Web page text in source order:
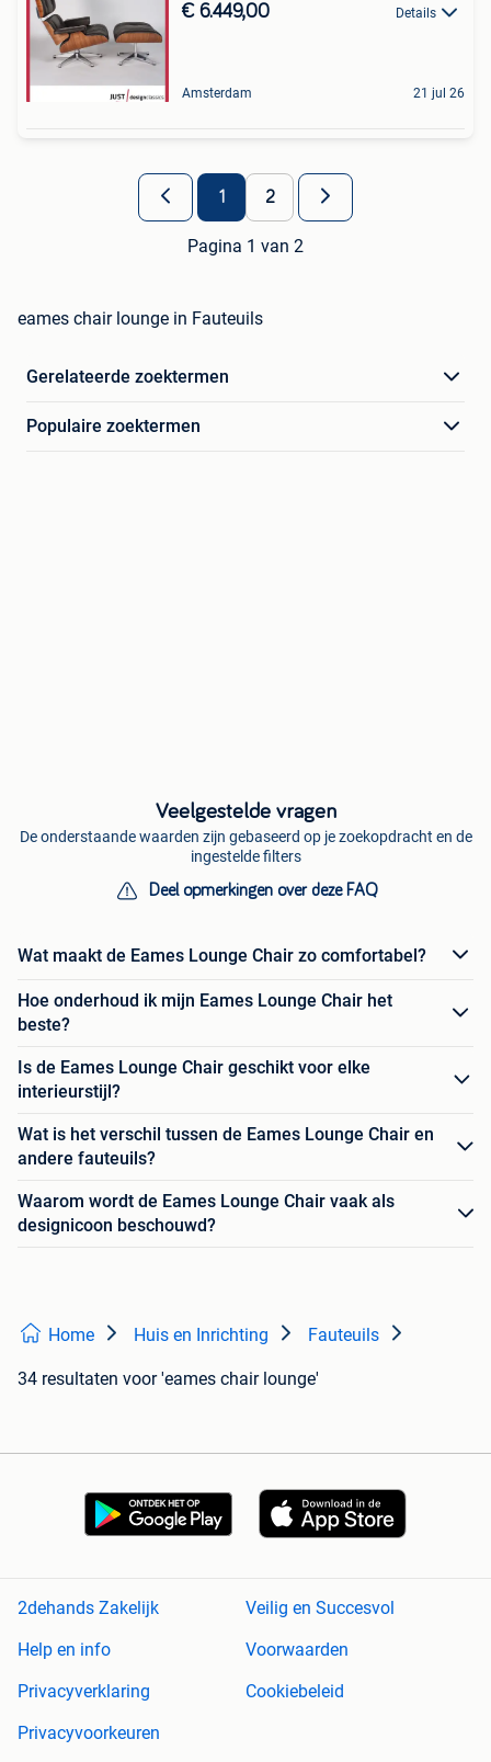
€ 6.449,00 Details
Amsterdam 21 jul 26
1 2
Pagina 1 van 2
eames chair lounge in Fauteuils
Gerelateerde zoektermen
Populaire zoektermen
Veelgestelde vragen
De onderstaande waarden zijn gebaseerd op je zoekopdracht en de
ingestelde filters
Deel opmerkingen over deze FAQ
Wat maakt de Eames Lounge Chair zo comfortabel?
Hoe onderhoud ik mijn Eames Lounge Chair het
beste?
Is de Eames Lounge Chair geschikt voor elke
interieurstijl?
Wat is het verschil tussen de Eames Lounge Chair en
andere fauteuils?
Waarom wordt de Eames Lounge Chair vaak als
designicoon beschouwd?
Home Huis en Inrichting Fauteuils
34 resultaten voor 'eames chair lounge'
2dehands Zakelijk
Veilig en Succesvol
Help en info
Voorwaarden
Privacyverklaring
Cookiebeleid
Privacyvoorkeuren